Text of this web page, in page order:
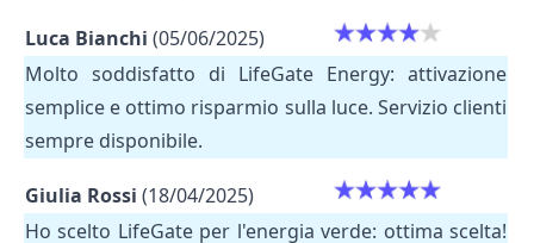
Luca Bianchi (05/06/2025)
Molto soddisfatto di LifeGate Energy: attivazione
semplice e ottimo risparmio sulla luce. Servizio clienti
sempre disponibile.
Giulia Rossi (18/04/2025)
Ho scelto LifeGate per l'energia verde: ottima scelta!